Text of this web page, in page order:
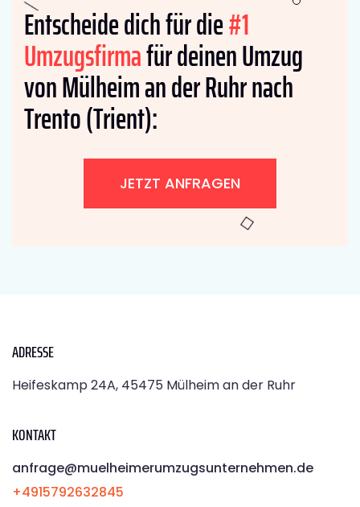
Entscheide dich für die#1
Umzugsfirmafür deinen Umzug
von Mülheim an der Ruhr nach
Trento (Trient):
JETZT ANFRAGEN
ADRESSE
Heifeskamp 24A, 45475 Mülheim an der Ruhr
KONTAKT
anfrage@muelheimerumzugsunternehmen.de
+4915792632845